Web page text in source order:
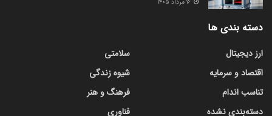
دسته بندی ها
ارز دیجیتال
اقتصاد و سرمایه
تناسب اندام
دسته‌بندی نشده
سلامتی
شیوه زندگی
فرهنگ و هنر
فناوری